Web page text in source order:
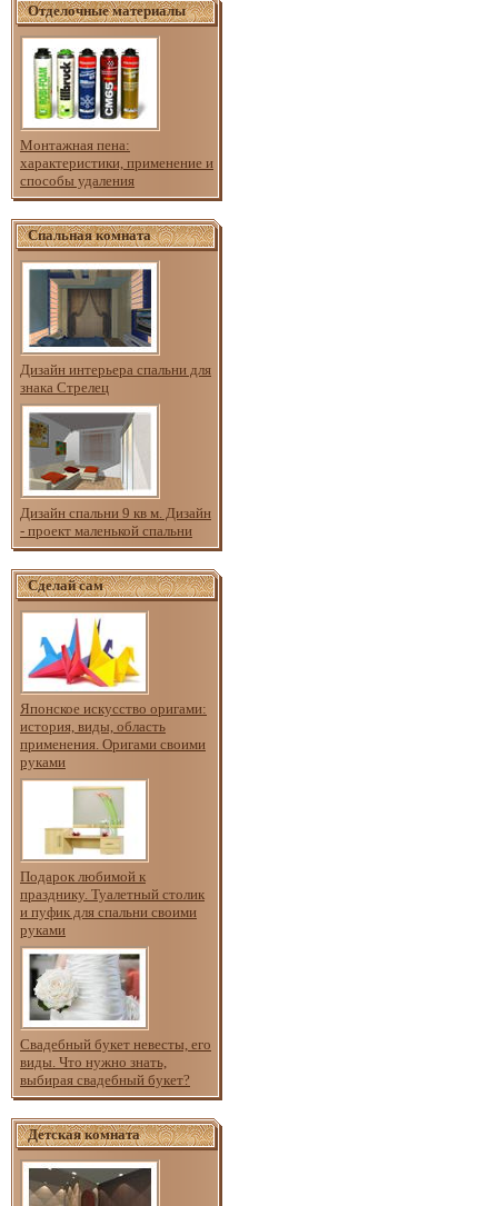
Отделочные материалы
Монтажная пена:
характеристики, применение и
способы удаления
Спальная комната
Дизайн интерьера спальни для
знака Стрелец
Дизайн спальни 9 кв м. Дизайн
- проект маленькой спальни
Сделай сам
Японское искусство оригами:
история, виды, область
применения. Оригами своими
руками
Подарок любимой к
празднику. Туалетный столик
и пуфик для спальни своими
руками
Свадебный букет невесты, его
виды. Что нужно знать,
выбирая свадебный букет?
Детская комната